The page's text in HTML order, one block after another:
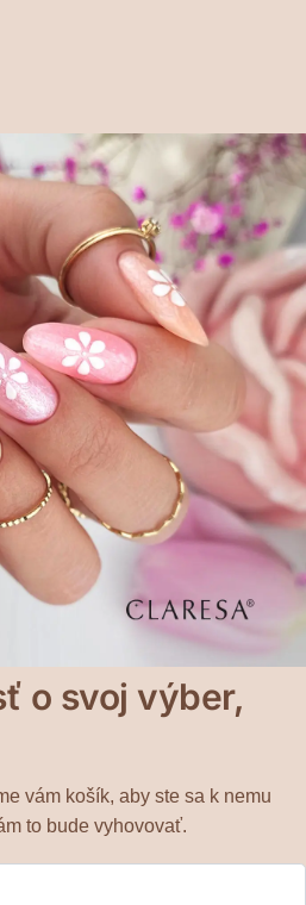
o svoj výber,
vám košík, aby ste sa k nemu
to bude vyhovovať.